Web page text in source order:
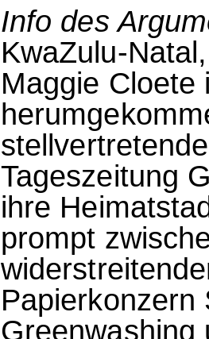
Info des
KwaZulu-
Maggie Cloete
Tageszeitung
ihre
prompt
Greenwashing